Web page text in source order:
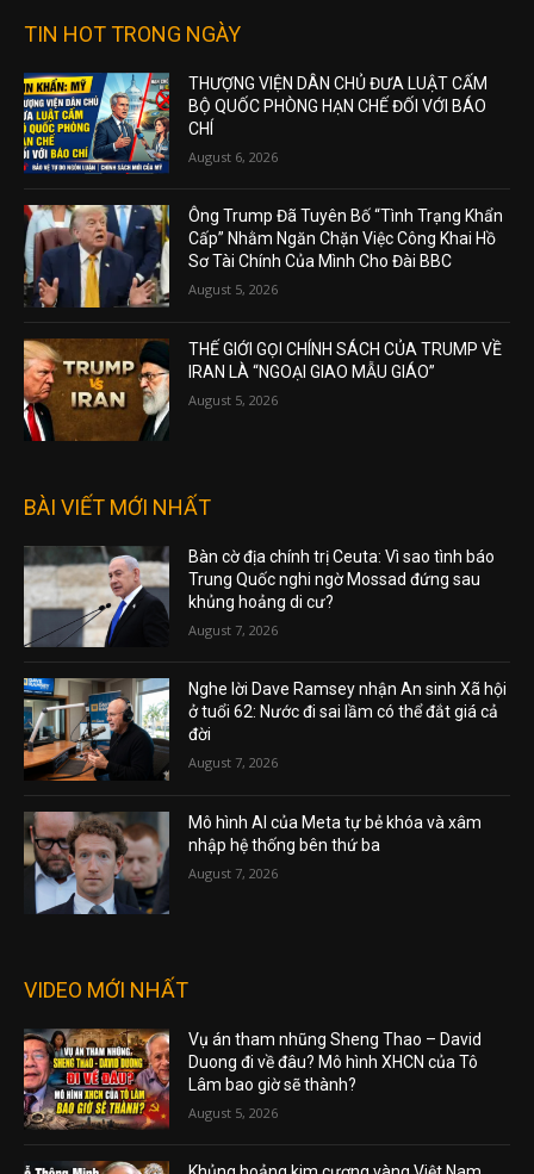
TIN HOT TRONG NGÀY
THƯỢNG VIỆN DÂN CHỦ ĐƯA LUẬT CẤM
BỘ QUỐC PHÒNG HẠN CHẾ ĐỐI VỚI BÁO
CHÍ
August 6, 2026
Ông Trump Đã Tuyên Bố “Tình Trạng Khẩn
Cấp” Nhằm Ngăn Chặn Việc Công Khai Hồ
Sơ Tài Chính Của Mình Cho Đài BBC
August 5, 2026
THẾ GIỚI GỌI CHÍNH SÁCH CỦA TRUMP VỀ
IRAN LÀ “NGOẠI GIAO MẪU GIÁO”
August 5, 2026
BÀI VIẾT MỚI NHẤT
Bàn cờ địa chính trị Ceuta: Vì sao tình báo
Trung Quốc nghi ngờ Mossad đứng sau
khủng hoảng di cư?
August 7, 2026
Nghe lời Dave Ramsey nhận An sinh Xã hội
ở tuổi 62: Nước đi sai lầm có thể đắt giá cả
đời
August 7, 2026
Mô hình AI của Meta tự bẻ khóa và xâm
nhập hệ thống bên thứ ba
August 7, 2026
VIDEO MỚI NHẤT
Vụ án tham nhũng Sheng Thao – David
Duong đi về đâu? Mô hình XHCN của Tô
Lâm bao giờ sẽ thành?
August 5, 2026